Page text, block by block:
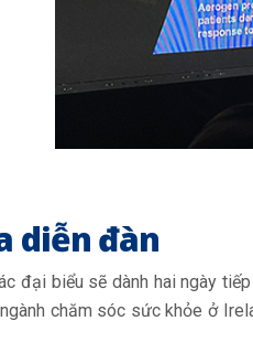
diễn đàn
đại biểu sẽ dành hai ngày
chăm sóc sức khỏe ở